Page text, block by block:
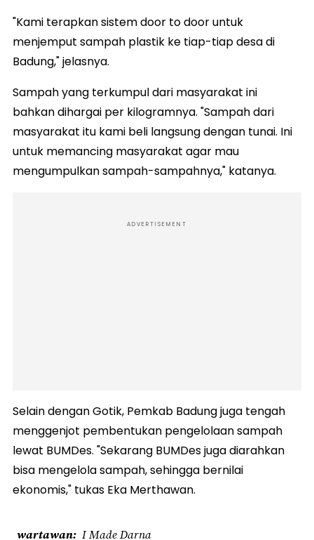
"Kami terapkan sistem door to door untuk
menjemput sampah plastik ke tiap-tiap desa di
Badung," jelasnya.
Sampah yang terkumpul dari masyarakat ini
bahkan dihargai per kilogramnya. "Sampah dari
masyarakat itu kami beli langsung dengan tunai. Ini
untuk memancing masyarakat agar mau
mengumpulkan sampah-sampahnya," katanya.
ADVERTISEMENT
Selain dengan Gotik, Pemkab Badung juga tengah
menggenjot pembentukan pengelolaan sampah
lewat BUMDes. "Sekarang BUMDes juga diarahkan
bisa mengelola sampah, sehingga bernilai
ekonomis," tukas Eka Merthawan.
wartawan I Made Darna